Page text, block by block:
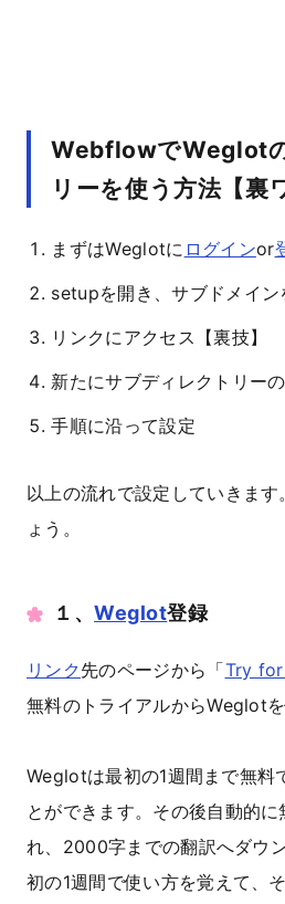
WebflowでWeglot
リーを使う方法【裏
まずはWeglotに ログインor
setupを開き、サブドメイン
リンクにアクセス【裏技】
新たにサブディレクトリー
手順に沿って設定
以上の流れで設定していきま
ょう。
１、Weglot登録
リンク 先のページから「Try
無料のトライアルからWeglotを
Weglotは最初の1週間まで無料
とができます。その後自動的に
れ、2000字までの翻訳へダウ
初の1週間で使い方を覚えて、